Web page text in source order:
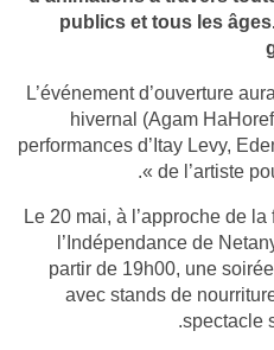
publics et tous les
L’événement d’ouverture
hivernal (Agam
performances d’Itay Levy,
de l’artiste
Le 20 mai, à l’approche de
l’Indépendance de
partir de 19h00, une
avec stands de
spectacle